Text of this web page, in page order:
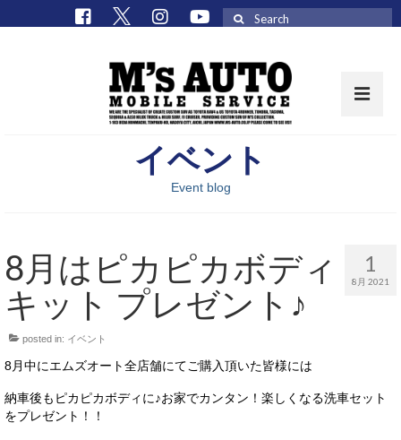
M’sCollectionパーツ一覧
エムズオート
M’sCollection
サービス・保証
イベント
Event blog
1
8月 2021
8月はピカピカボディ
キット プレゼント♪
posted in: イベント
8月中にエムズオート全店舗にてご購入頂いた皆様には
納車後もピカピカボディに♪お家でカンタン！楽しくなる洗車セット
をプレゼント！！